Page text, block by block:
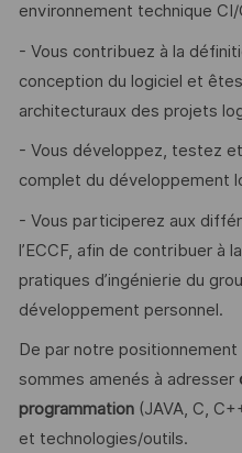
environnement technique CI/
- Vous contribuez à la
conception du logiciel et
architecturaux des projets
- Vous développez, testez
complet du développement
- Vous participerez aux
l’ECCF, afin de contribuer à
pratiques d’ingénierie du
développement personnel.
De par notre positionnement
sommes amenés à adresser
programmation(JAVA, C,
et technologies/outils.